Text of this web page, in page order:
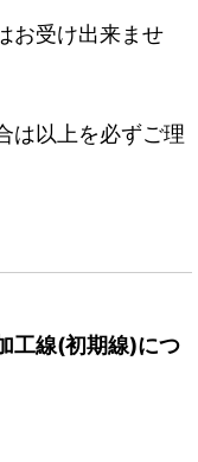
お受け出来ませ
は以上を必ずご理
工線(初期線)につ